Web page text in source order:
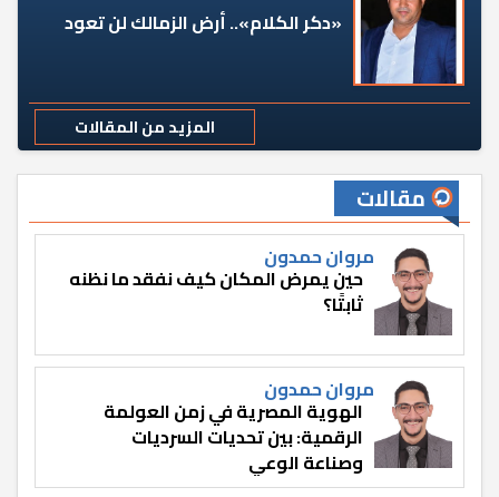
«دكر الكلام».. أرض الزمالك لن تعود
المزيد من المقالات
مقالات
مروان حمدون
حين يمرض المكان كيف نفقد ما نظنه
ثابتًا؟
مروان حمدون
الهوية المصرية في زمن العولمة
الرقمية: بين تحديات السرديات
وصناعة الوعي